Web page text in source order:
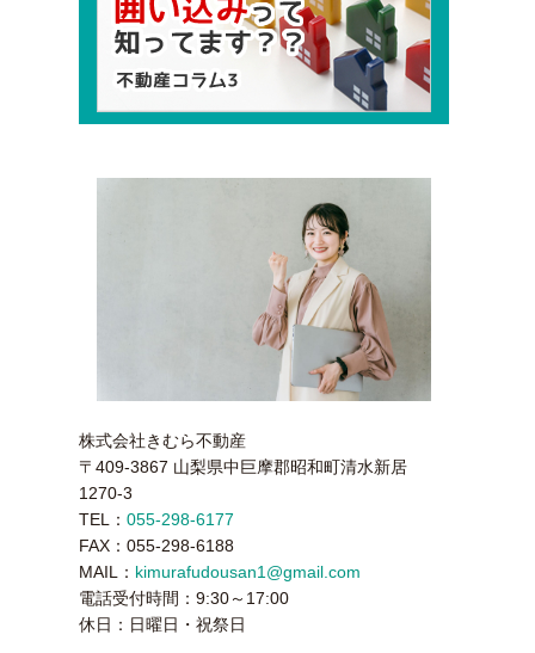
株式会社きむら不動産
〒409-3867 山梨県中巨摩郡昭和町清水新居
1270-3
TEL： 055-298-6177
FAX：055-298-6188
MAIL： kimurafudousan1@gmail.com
電話受付時間：9:30～17:00
休日：日曜日・祝祭日